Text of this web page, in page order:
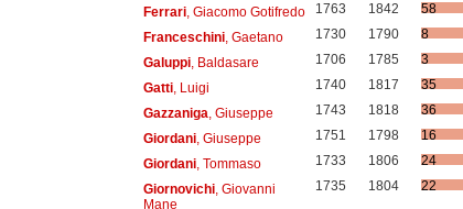
Ferrari, Giacomo Gotifredo 1763 1842
58
Franceschini, Gaetano 1730 1790
8
Galuppi, Baldasare 1706 1785
3
Gatti, Luigi 1740 1817
35
Gazzaniga , Giuseppe 1743 1818
36
Giordani, Giuseppe 1751 1798
16
Giordani, Tommaso 1733 1806
24
Giornovichi, Giovanni
Mane
1735 1804 22